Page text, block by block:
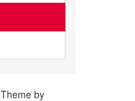
Theme by